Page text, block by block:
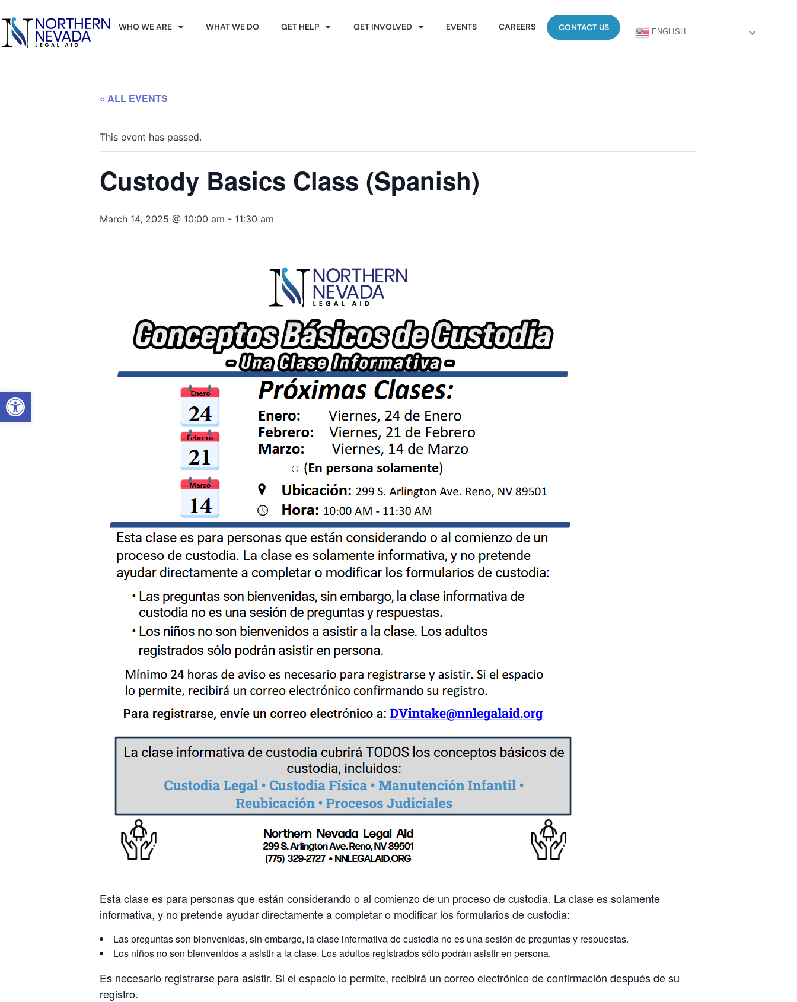
OPEN TOOLBAR
WHO WE ARE WHAT WE DO GET HELP GET INVOLVED EVENTS CAREERS CONTACT US ENGLISH
« ALL EVENTS
This event has passed.
Custody Basics Class (Spanish)
March 14, 2025 @ 10:00 am - 11:30 am
Esta clase es para personas que están considerando o al comienzo de un proceso de custodia. La clase es solamente
informativa, y no pretende ayudar directamente a completar o modificar los formularios de custodia:
Las preguntas son bienvenidas, sin embargo, la clase informativa de custodia no es una sesión de preguntas y respuestas.
Los niños no son bienvenidos a asistir a la clase. Los adultos registrados sólo podrán asistir en persona.
Es necesario registrarse para asistir. Si el espacio lo permite, recibirá un correo electrónico de confirmación después de su
registro.